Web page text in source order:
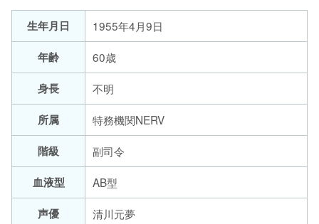
生年月日
1955年4月9日
年齢
60歳
身長
不明
所属
特務機関NERV
階級
副司令
血液型
AB型
声優
清川元夢